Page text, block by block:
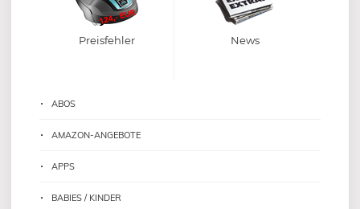
Preisfehler News
ABOS
AMAZON-ANGEBOTE
APPS
BABIES / KINDER